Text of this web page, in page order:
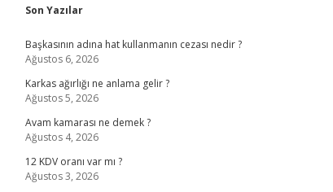
Sidebar
Son Yazılar
Başkasının adına hat kullanmanın cezası nedir ?
Ağustos 6, 2026
Karkas ağırlığı ne anlama gelir ?
Ağustos 5, 2026
Avam kamarası ne demek ?
Ağustos 4, 2026
12 KDV oranı var mı ?
Ağustos 3, 2026